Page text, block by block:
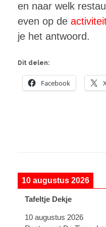
en naar welk
even op de
je het antwoord.
Dit delen:
Facebook
10 augustus 2026
Tafeltje Dekje
10 augustus 2026